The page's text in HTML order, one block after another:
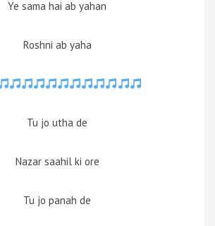
Ye sama hai ab yahan
Roshni ab yaha
Tu jo utha de
Nazar saahil ki ore
Tu jo panah de